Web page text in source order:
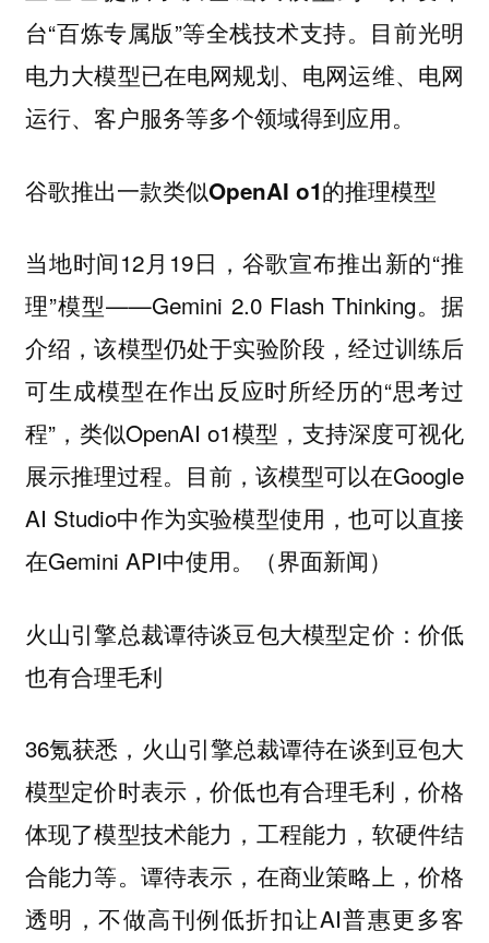
台“百炼专属版”等全栈技术支持。目前光明
电力大模型已在电网规划、电网运维、电网
运行、客户服务等多个领域得到应用。
谷歌推出一款类似OpenAI o1的推理模型
当地时间12月19日，谷歌宣布推出新的“推
理”模型——Gemini 2.0 Flash Thinking。据
介绍，该模型仍处于实验阶段，经过训练后
可生成模型在作出反应时所经历的“思考过
程”，类似OpenAI o1模型，支持深度可视化
展示推理过程。目前，该模型可以在Google
AI Studio中作为实验模型使用，也可以直接
在Gemini API中使用。（界面新闻）
火山引擎总裁谭待谈豆包大模型定价：价低
也有合理毛利
36氪获悉，火山引擎总裁谭待在谈到豆包大
模型定价时表示，价低也有合理毛利，价格
体现了模型技术能力，工程能力，软硬件结
合能力等。谭待表示，在商业策略上，价格
透明，不做高刊例低折扣让AI普惠更多客